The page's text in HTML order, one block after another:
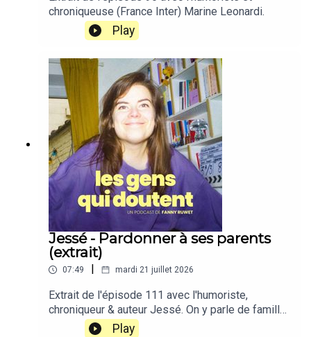
chroniqueuse (France Inter) Marine Leonardi.
Play
Jessé - Pardonner à ses parents
(extrait)
07:49 mardi 21 juillet 2026
Extrait de l'épisode 111 avec l'humoriste,
chroniqueur & auteur Jessé. On y parle de famille
et de son roman Les bateaux sur la terrasse.
Play